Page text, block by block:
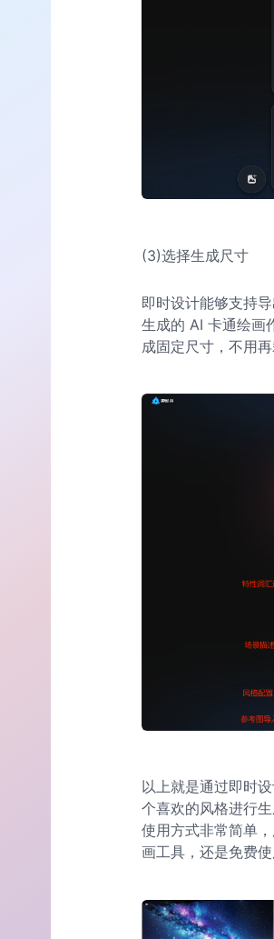
(3)选择生成尺寸
即时设计能够支持
生成的 AI 卡通绘画
成固定尺寸，不用
以上就是通过即时
个喜欢的风格进行
使用方式非常简单
画工具，还是免费